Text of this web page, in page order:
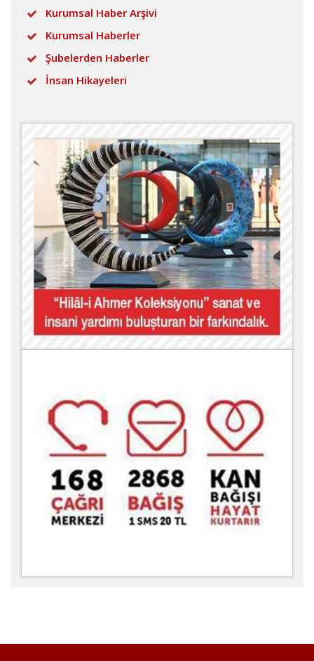
Kurumsal Haber Arşivi
Kurumsal Haberler
Şubelerden Haberler
İnsan Hikayeleri